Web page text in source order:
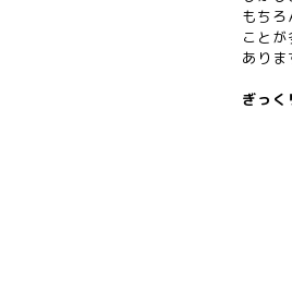
もち
こと
ありま
ぎっく